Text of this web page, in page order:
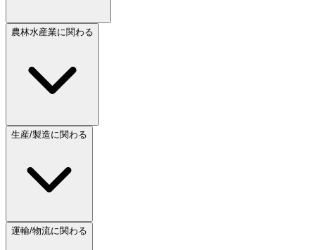
農林水産業に関わる
生産/製造に関わる
運輸/物流に関わる